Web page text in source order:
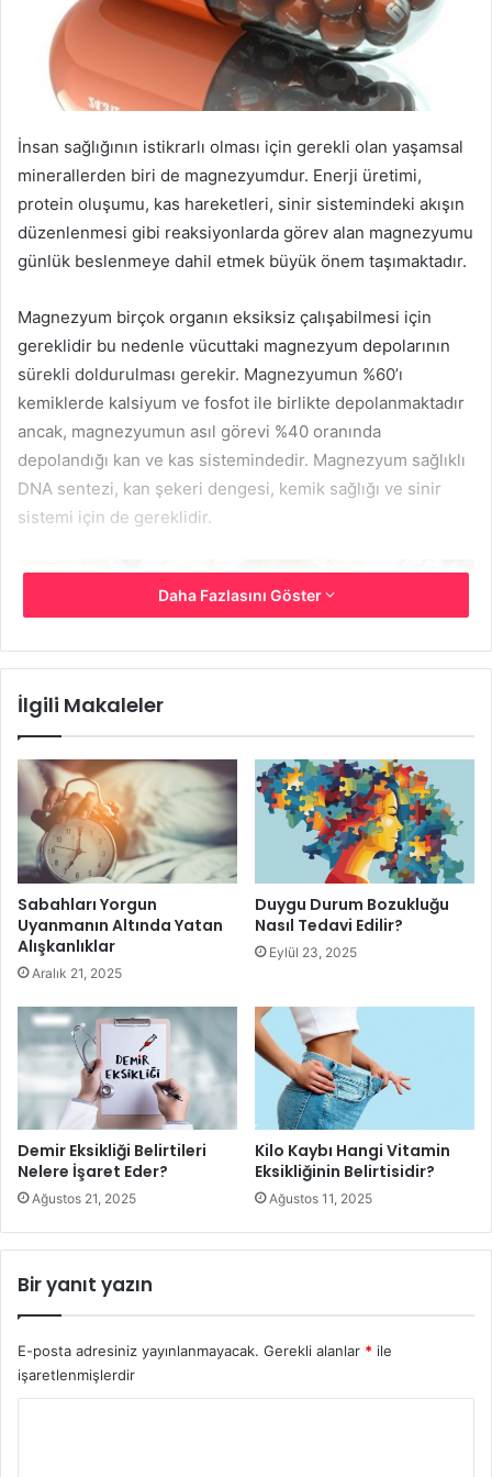
İnsan sağlığının istikrarlı olması için gerekli olan yaşamsal
minerallerden biri de magnezyumdur. Enerji üretimi,
protein oluşumu, kas hareketleri, sinir sistemindeki akışın
düzenlenmesi gibi reaksiyonlarda görev alan magnezyumu
günlük beslenmeye dahil etmek büyük önem taşımaktadır.
Magnezyum birçok organın eksiksiz çalışabilmesi için
gereklidir bu nedenle vücuttaki magnezyum depolarının
sürekli doldurulması gerekir. Magnezyumun %60’ı
kemiklerde kalsiyum ve fosfot ile birlikte depolanmaktadır
ancak, magnezyumun asıl görevi %40 oranında
depolandığı kan ve kas sistemindedir. Magnezyum sağlıklı
DNA sentezi, kan şekeri dengesi, kemik sağlığı ve sinir
sistemi için de gereklidir.
Vücut kendi başına bu minerali üretemediği için
magnezyumun gıdalar yoluyla alınması gerekir.
Magnezyum içeren besinlerden bazıları şunlardır:
Muz
Baklagiller
Yeşil yapraklı sebzeler (kuzukulağı, ıspanak, semizotu,
tere, maydanoz)
Süt ürünleri
Kuruyemiş ve tohumlar (kabak çekirdeği, ay çekirdeği,
badem)
Mantar
Daha Fazlasını Göster
İlgili Makaleler
Sabahları Yorgun
Uyanmanın Altında Yatan
Alışkanlıklar
Aralık 21, 2025
Duygu Durum Bozukluğu
Nasıl Tedavi Edilir?
Eylül 23, 2025
Demir Eksikliği Belirtileri
Nelere İşaret Eder?
Ağustos 21, 2025
Kilo Kaybı Hangi Vitamin
Eksikliğinin Belirtisidir?
Ağustos 11, 2025
Bir yanıt yazın
E-posta adresiniz yayınlanmayacak. Gerekli alanlar * ile
işaretlenmişlerdir